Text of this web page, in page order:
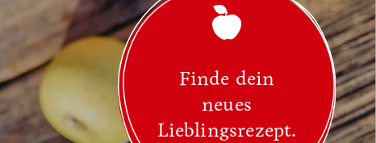
Finde dein
neues
Lieblingsrezept.